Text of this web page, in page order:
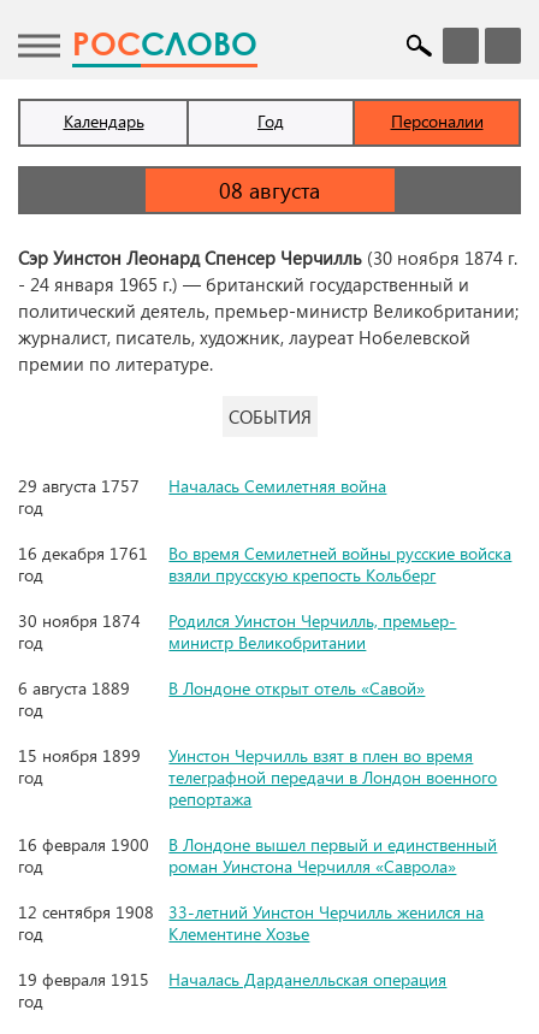
POCСЛОВО
Календарь Год Персоналии
Сэр Уинстон Леонард Спенсер Черчилль (30 ноября 1874 г.
- 24 января 1965 г.) — британский государственный и
политический деятель, премьер-министр Великобритании;
журналист, писатель, художник, лауреат Нобелевской
премии по литературе.
СОБЫТИЯ
29 августа 1757
год
Началась Семилетняя война
16 декабря 1761
год
Во время Семилетней войны русские войска
взяли прусскую крепость Кольберг
30 ноября 1874
год
Родился Уинстон Черчилль, премьер-
министр Великобритании
6 августа 1889
год
В Лондоне открыт отель «Савой»
15 ноября 1899
год
Уинстон Черчилль взят в плен во время
телеграфной передачи в Лондон военного
репортажа
16 февраля 1900
год
В Лондоне вышел первый и единственный
роман Уинстона Черчилля «Саврола»
12 сентября 1908
год
33-летний Уинстон Черчилль женился на
Клементине Хозье
19 февраля 1915
год
Началась Дарданелльская операция